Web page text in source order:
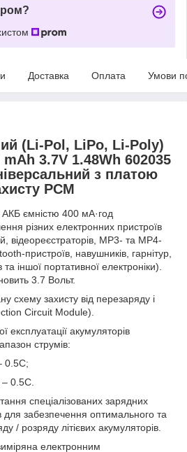
Доставка Оплата Умови
(Li-Pol, LiPo, Li-Poly)
3.7V 1.48Wh 602035
з платою
PCM
АКБ ємністю 400 мА·год
різних електронних пристроїв
відеореєстраторів, MP3- та MP4-
пристроїв, навушників, гарнітур,
та іншої портативної електроніки).
3.7 Вольт.
схему захисту від перезаряду і
Circuit Module).
експлуатації акумуляторів
струмів:
0.5С;
– 0.5С.
спеціалізованих зарядних
для забезпечення оптимального та
/ розряду літієвих акумуляторів.
електронним